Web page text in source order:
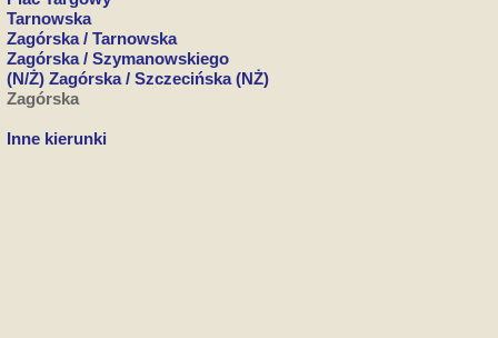
Tarnowska
Zagórska / Tarnowska
Zagórska / Szymanowskiego
(N/Ż) Zagórska / Szczecińska (NŻ)
Zagórska
Inne kierunki